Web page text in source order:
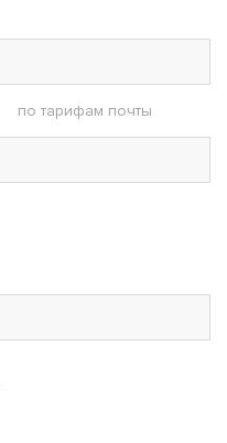
по тарифам почты